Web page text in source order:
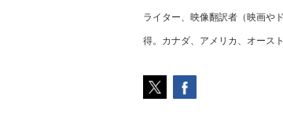
ライター、映像翻訳者（映画や
得。カナダ、アメリカ、オース